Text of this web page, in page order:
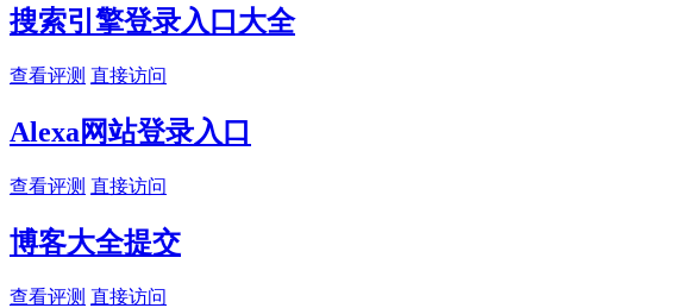
搜索引擎登录入口大全
查看评测 直接访问
Alexa网站登录入口
查看评测 直接访问
博客大全提交
查看评测 直接访问